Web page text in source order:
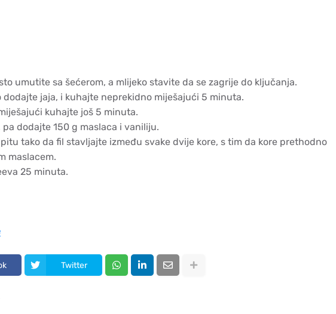
umutite sa šećerom, a mlijeko stavite da se zagrije do ključanja.
dodajte jaja, i kuhajte neprekidno miješajući 5 minuta.
kuhajte još 5 minuta.
dodajte 150 g maslaca i vaniliju.
tako da fil stavljajte između svake dvije kore, s tim da kore prethodno
maslacem.
25 minuta.
Twitter